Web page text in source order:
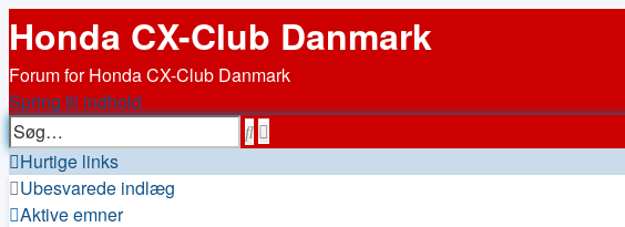
Honda CX-Club Danmark
Forum for Honda CX-Club Danmark
Spring til indhold
SøgAvanceret
søgning
Hurtige links
Ubesvarede indlæg
Aktive emner